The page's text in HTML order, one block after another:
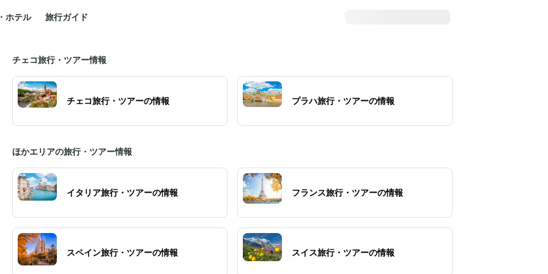
ホテル 旅行ガイド
チェコ旅行・ツアー情報
チェコ旅行・ツアーの情報 プラハ旅行・ツアーの情報
ほかエリアの旅行・ツアー情報
イタリア旅行・ツアーの情報 フランス旅行・ツアーの情報
スペイン旅行・ツアーの情報 スイス旅行・ツアーの情報